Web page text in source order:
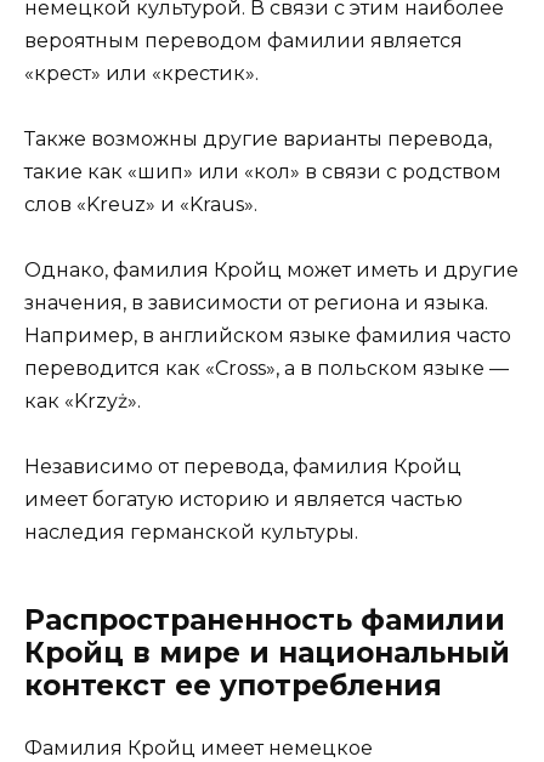
немецкой культурой. В связи с этим наиболее
вероятным переводом фамилии является
«крест» или «крестик».
Также возможны другие варианты перевода,
такие как «шип» или «кол» в связи с родством
слов «Kreuz» и «Kraus».
Однако, фамилия Кройц может иметь и другие
значения, в зависимости от региона и языка.
Например, в английском языке фамилия часто
переводится как «Cross», а в польском языке —
как «Krzyż».
Независимо от перевода, фамилия Кройц
имеет богатую историю и является частью
наследия германской культуры.
Распространенность фамилии
Кройц в мире и национальный
контекст ее употребления
Фамилия Кройц имеет немецкое